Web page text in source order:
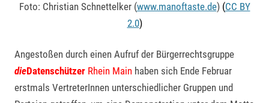
Foto: Christian Schnettelker (www.manoftaste.de) (CC BY
2.0)
Angestoßen durch einen Aufruf der Bürgerrechtsgruppe
dieDatenschützer Rhein Main haben sich Ende Februar
erstmals VertreterInnen unterschiedlicher Gruppen und